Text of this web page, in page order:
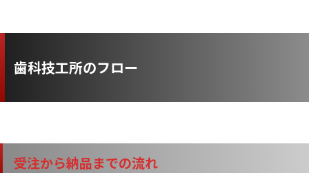
歯科技工所のフロー
受注から納品までの流れ